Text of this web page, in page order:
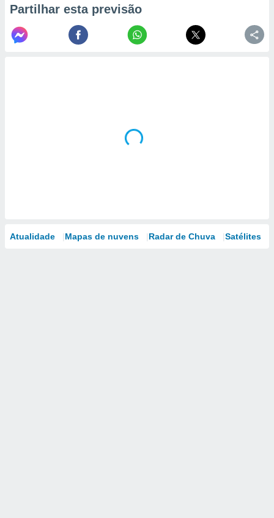
Partilhar esta previsão
Atualidade Mapas de nuvens Radar de Chuva Satélites